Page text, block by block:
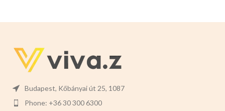
Budapest, Kőbányai út 25, 1087
Phone: +36 30 300 6300